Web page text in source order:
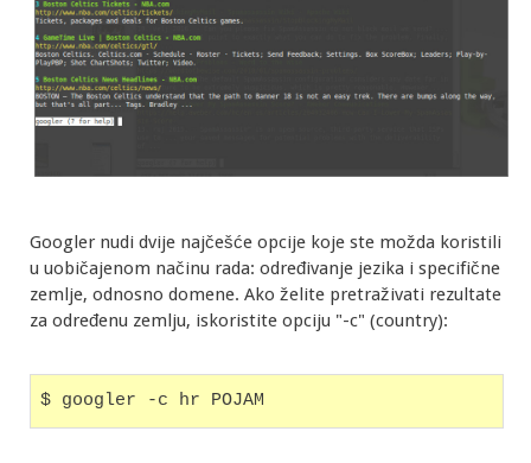
Googler nudi dvije najčešće opcije koje ste možda koristili
u uobičajenom načinu rada: određivanje jezika i specifične
zemlje, odnosno domene. Ako želite pretraživati rezultate
za određenu zemlju, iskoristite opciju "-c" (country):
$ googler -c hr POJAM